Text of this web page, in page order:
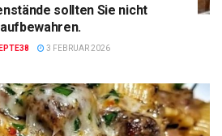
sollten Sie nicht
aufbewahren.
3 FEBRUAR 2026